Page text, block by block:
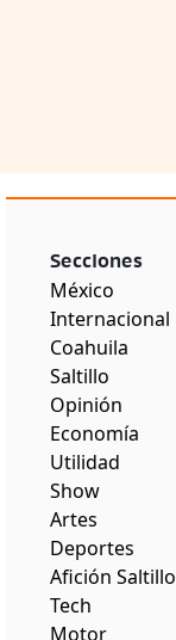
Secciones
México
Internacional
Coahuila
Saltillo
Opinión
Economía
Utilidad
Show
Artes
Deportes
Afición Saltillo
Tech
Motor